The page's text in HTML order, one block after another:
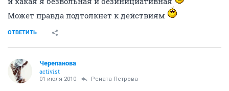
Может правда подтолкнет к действиям
ОТВЕТИТЬ
Черепанова
activist
01 июля 2010 Рената Петрова